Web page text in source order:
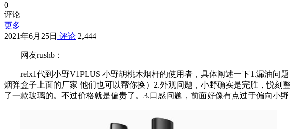
0
评论
更多
2021年6月25日 评论 2,444
网友rushb：
relx1代到小野V1PLUS 小野胡桃木烟杆的使用者，具体阐述一下1.漏油
烟弹盒子上面的厂家 他们也可以帮你换）2.外观问题，小野确实是完胜，悦
了一款玻璃的。不过价格就是偏贵了。3.口感问题，前面好像有点过于偏向小